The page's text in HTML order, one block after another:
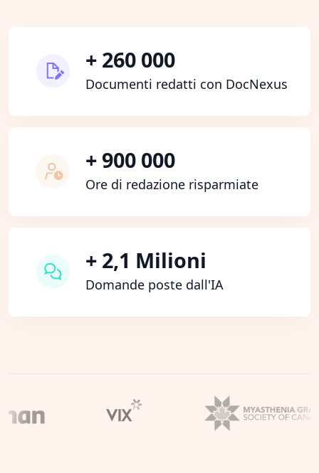
+ 260 000
Documenti redatti con DocNexus
+ 900 000
Ore di redazione risparmiate
+ 2,1 Milioni
Domande poste dall'IA